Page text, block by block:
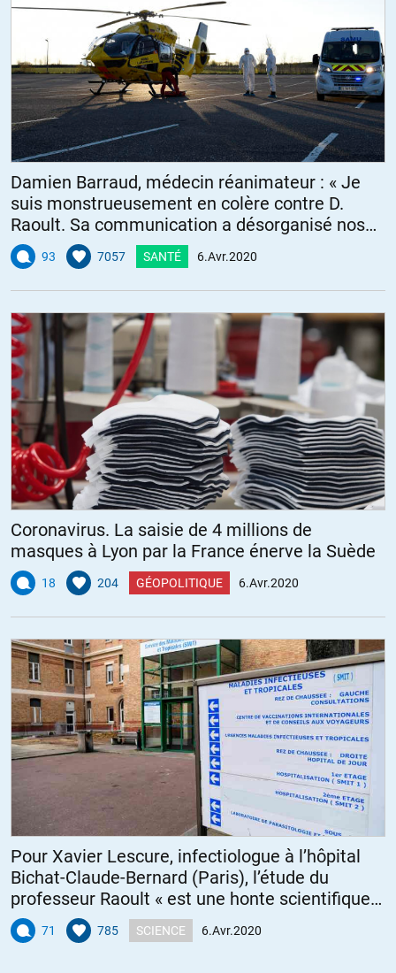
Damien Barraud, médecin réanimateur : « Je
suis monstrueusement en colère contre D.
Raoult. Sa communication a désorganisé nos
services »
93 7057 SANTÉ 6.Avr.2020
Coronavirus. La saisie de 4 millions de
masques à Lyon par la France énerve la Suède
18 204 GÉOPOLITIQUE 6.Avr.2020
Pour Xavier Lescure, infectiologue à l’hôpital
Bichat-Claude-Bernard (Paris), l’étude du
professeur Raoult « est une honte scientifique
».
71 785 SCIENCE 6.Avr.2020